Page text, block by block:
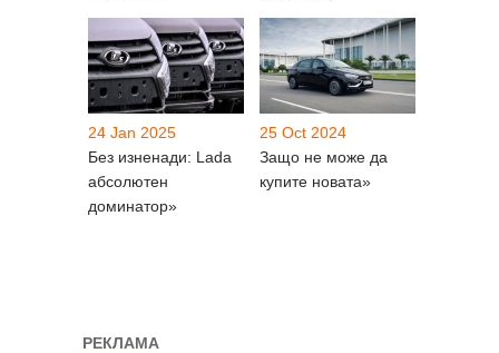
24 Jan 2025
Без изненади: Lada
абсолютен
доминатор»
25 Oct 2024
Защо не може да
купите новата»
РЕКЛАМА